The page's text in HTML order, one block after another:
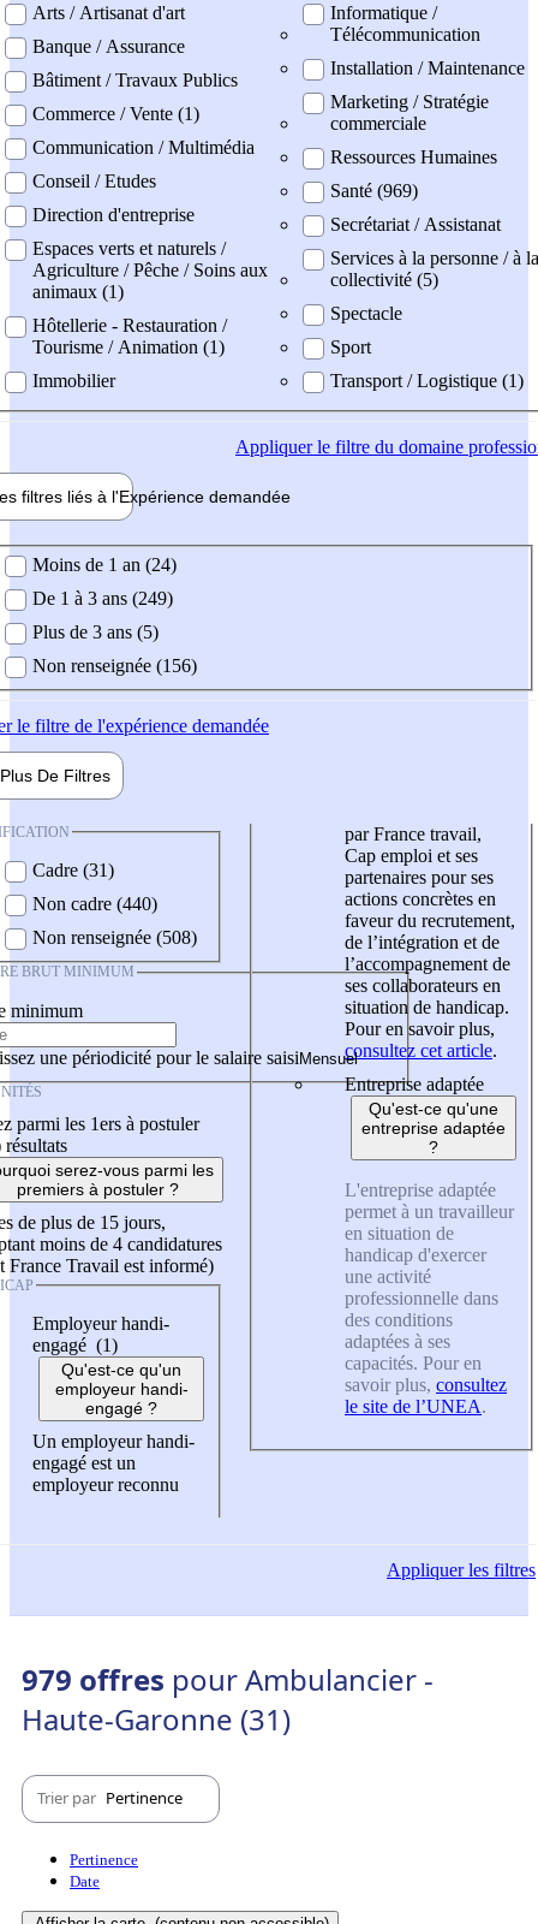
Arts / Artisanat d'art
Banque / Assurance
Bâtiment / Travaux Publics
Commerce / Vente (1)
Communication / Multimédia
Conseil / Etudes
Direction d'entreprise
Espaces verts et naturels /
Agriculture / Pêche / Soins aux
animaux (1)
Hôtellerie - Restauration /
Tourisme / Animation (1)
Immobilier
Informatique /
Télécommunication
Installation / Maintenance
Marketing / Stratégie
commerciale
Ressources Humaines
Santé (969)
Secrétariat / Assistanat
Services à la personne / à la
collectivité (5)
Spectacle
Sport
Transport / Logistique (1)
Appliquerle filtre du domaine
filtres liés à l'Expérience demandée
demandée
Moins de 1 an (24)
De 1 à 3 ans (249)
Plus de 3 ans (5)
Non renseignée (156)
le filtre de l'expérience demandée
Plus De Filtres
Cadre (31)
Non cadre (440)
Non renseignée (508)
BRUT MINIMUM
minimum
une périodicité pour le salaire saisi
parmi les 1ers à postuler
résultats
serez-vous parmi les
premiers à postuler ?
de plus de 15 jours,
moins de 4 candidatures
France Travail est informé)
Employeur handi-
engagé (1)
Qu'est-ce qu'un
employeur handi-
engagé ?
Un employeur handi-
engagé est un
employeur reconnu
par France travail,
Cap emploi et ses
partenaires pour ses
actions concrètes en
faveur du recrutement,
de l’intégration et de
l’accompagnement de
ses collaborateurs en
situation de handicap.
Pour en savoir plus,
consultez cet article.
Entreprise adaptée
Qu'est-ce qu'une
entreprise adaptée
?
L'entreprise adaptée
permet à un travailleur
en situation de
handicap d'exercer
une activité
professionnelle dans
des conditions
adaptées à ses
capacités. Pour en
savoir plus, consultez
le site de l’UNEA.
Appliquerles filtres
979 offres pour Ambulancier -
Haute-Garonne (31)
Trier par Pertinence
Pertinence
Date